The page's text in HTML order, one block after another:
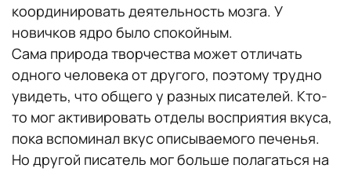
координировать деятельность мозга. У
новичков ядро было спокойным.
Сама природа творчества может отличать
одного человека от другого, поэтому трудно
увидеть, что общего у разных писателей. Кто-
то мог активировать отделы восприятия вкуса,
пока вспоминал вкус описываемого печенья.
Но другой писатель мог больше полагаться на